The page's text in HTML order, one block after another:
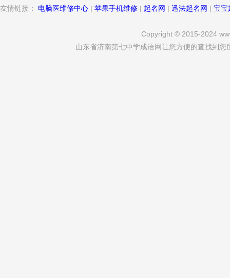
友情链接：
电脑医维修中心 | 苹果手机维修 | 起名网 | 迅法起名网 | 宝宝
Copyright © 2015-2024
山东省济南第七中学成语网让您方便的查找到您